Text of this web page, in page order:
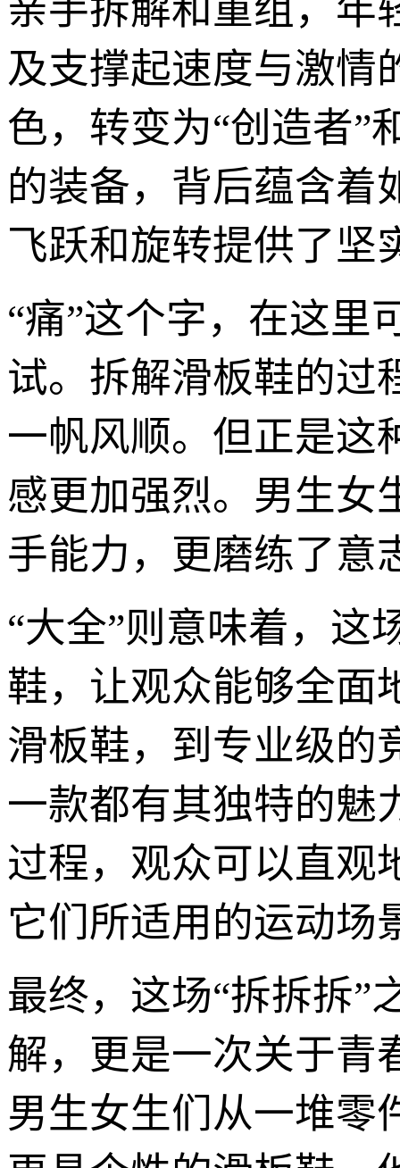
亲手拆解和重组，年
及支撑起速度与激情
色，转变为“创造者”
的装备，背后蕴含着
飞跃和旋转提供了坚
“痛”这个字，在这里
试。拆解滑板鞋的过
一帆风顺。但正是这
感更加强烈。男生女
手能力，更磨练了意
“大全”则意味着，这
鞋，让观众能够全面
滑板鞋，到专业级的
一款都有其独特的魅
过程，观众可以直观
它们所适用的运动场
最终，这场“拆拆拆”
解，更是一次关于青
男生女生们从一堆零